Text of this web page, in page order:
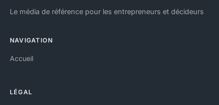
Le média de référence pour les entrepreneurs et décideurs
NAVIGATION
Accueil
LÉGAL